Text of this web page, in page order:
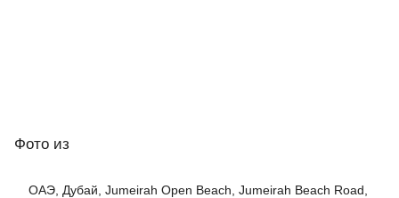
Фото из
ОАЭ, Дубай, Jumeirah Open Beach, Jumeirah Beach Road,